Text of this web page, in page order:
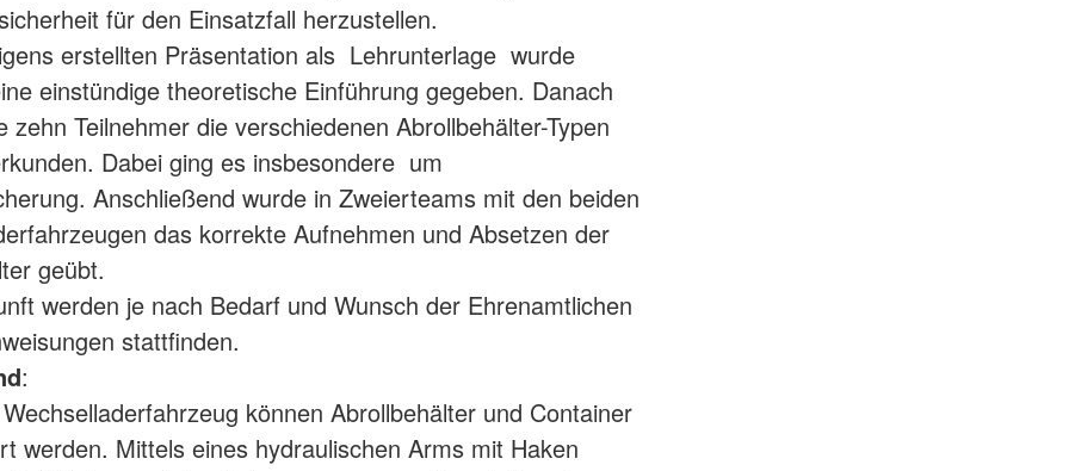
für den Einsatzfall herzustellen.
erstellten Präsentation als Lehrunterlage wurde
einstündige theoretische Einführung gegeben. Danach
zehn Teilnehmer die verschiedenen Abrollbehälter-Typen
Dabei ging es insbesondere um
Anschließend wurde in Zweierteams mit den beiden
das korrekte Aufnehmen und Absetzen der
geübt.
werden je nach Bedarf und Wunsch der Ehrenamtlichen
stattfinden.
:
können Abrollbehälter und Container
werden. Mittels eines hydraulischen Arms mit Haken